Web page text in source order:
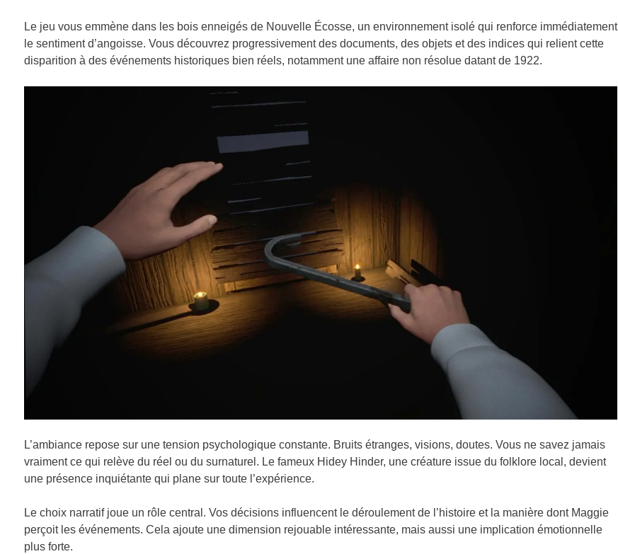
Le jeu vous emmène dans les bois enneigés de Nouvelle Écosse, un environnement isolé qui renforce immédiatement
le sentiment d’angoisse. Vous découvrez progressivement des documents, des objets et des indices qui relient cette
disparition à des événements historiques bien réels, notamment une affaire non résolue datant de 1922.
L’ambiance repose sur une tension psychologique constante. Bruits étranges, visions, doutes. Vous ne savez jamais
vraiment ce qui relève du réel ou du surnaturel. Le fameux Hidey Hinder, une créature issue du folklore local, devient
une présence inquiétante qui plane sur toute l’expérience.
Le choix narratif joue un rôle central. Vos décisions influencent le déroulement de l’histoire et la manière dont Maggie
perçoit les événements. Cela ajoute une dimension rejouable intéressante, mais aussi une implication émotionnelle
plus forte.